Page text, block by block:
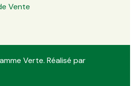
Vente
Verte. Réalisé par